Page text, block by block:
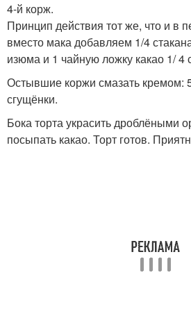
4-й корж.
Принцип действия тот же, что и в
вместо мака добавляем 1/4
изюма и 1 чайную ложку какао 1/ 4
Остывшие коржи смазать кремом:
сгущёнки.
Бока торта украсить дроблёными
посыпать какао. Торт готов.